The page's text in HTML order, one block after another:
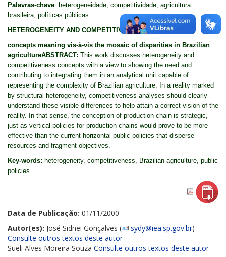
Palavras-chave: heterogeneidade, competitividade, agricultura
brasileira, políticas públicas.
HETEROGENEITY AND COMPETITIVENESS:
concepts meaning vis-à-vis the mosaic of disparities in Brazilian
agricultureABSTRACT: This work discusses heterogeneity and
competitiveness concepts with a view to showing the need and
contributing to integrating them in an analytical unit capable of
representing the complexity of Brazilian agriculture. In a reality marked
by structural heterogeneity, competitiveness analyses should clearly
understand these visible differences to help attain a correct vision of the
reality. In that sense, the conception of production chain is strategic,
just as vertical policies for production chains would prove to be more
effective than the current horizontal public policies that disperse
resources and fragment objectives.
Key-words: heterogeneity, competitiveness, Brazilian agriculture, public
policies.
Data de Publicação: 01/11/2000
Autor(es): José Sidnei Gonçalves ( sydy@iea.sp.gov.br)
Consulte outros textos deste autor
Sueli Alves Moreira Souza Consulte outros textos deste autor